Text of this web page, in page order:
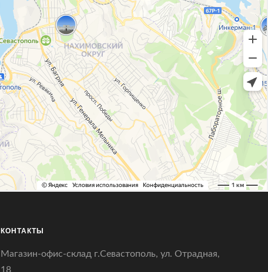
КОНТАКТЫ
Магазин-офис-склад г.Севастополь, ул. Отрадная,
18